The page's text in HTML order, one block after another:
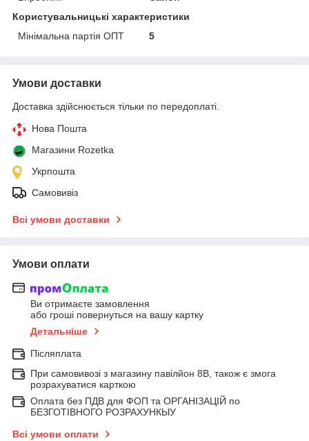
Користувальницькі характеристики
Мінімальна партія ОПТ
5
Умови доставки
Доставка здійснюється тільки по передоплаті.
Нова Пошта
Магазини Rozetka
Укрпошта
Самовивіз
Всі умови доставки
Умови оплати
Ви отримаєте замовлення
або гроші повернуться на вашу картку
Детальніше
Післяплата
При самовивозі з магазину павілйон 8В, також є змога
розрахуватися карткою
Оплата без ПДВ для ФОП та ОРГАНІЗАЦІЙ по
БЕЗГОТІВНОГО РОЗРАХУНКЫУ
Всі умови оплати